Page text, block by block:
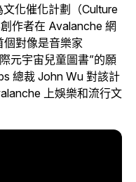
化催化計劃（Culture
作者在 Avalanche 網
對像是音樂家
元宇宙兒童圖書”的願
總裁 John Wu 對該計
上娛樂和流行文